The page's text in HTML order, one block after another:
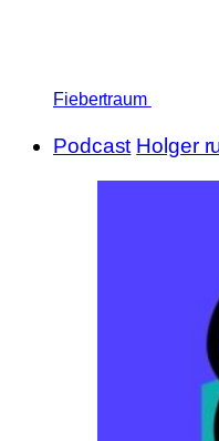
Fiebertraum
Podcast Holger